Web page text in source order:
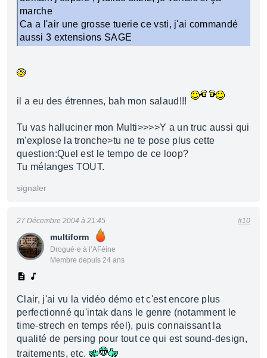
marche
Ca a l'air une grosse tuerie ce vsti, j'ai commandé
aussi 3 extensions SAGE
il a eu des étrennes, bah mon salaud!!!
Tu vas halluciner mon Multi>>>>Y a un truc aussi qui
m'explose la tronche>tu ne te pose plus cette
question:Quel est le tempo de ce loop?
Tu mélanges TOUT.
signaler
multiform
Drogué·e à l’AFéine
Membre depuis 24 ans
27 Décembre 2004 à 21:45 #10
Clair, j'ai vu la vidéo démo et c'est encore plus
perfectionné qu'intak dans le genre (notamment le
time-strech en temps réel), puis connaissant la
qualité de persing pour tout ce qui est sound-design,
traitements, etc.